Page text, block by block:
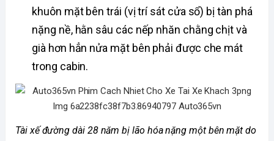
khuôn mặt bên trái (vị trí sát cửa sổ) bị tàn phá
nặng nề, hằn sâu các nếp nhăn chằng chịt và
già hơn hẳn nửa mặt bên phải được che mát
trong cabin.
Tài xế đường dài 28 năm bị lão hóa nặng một bên mặt do